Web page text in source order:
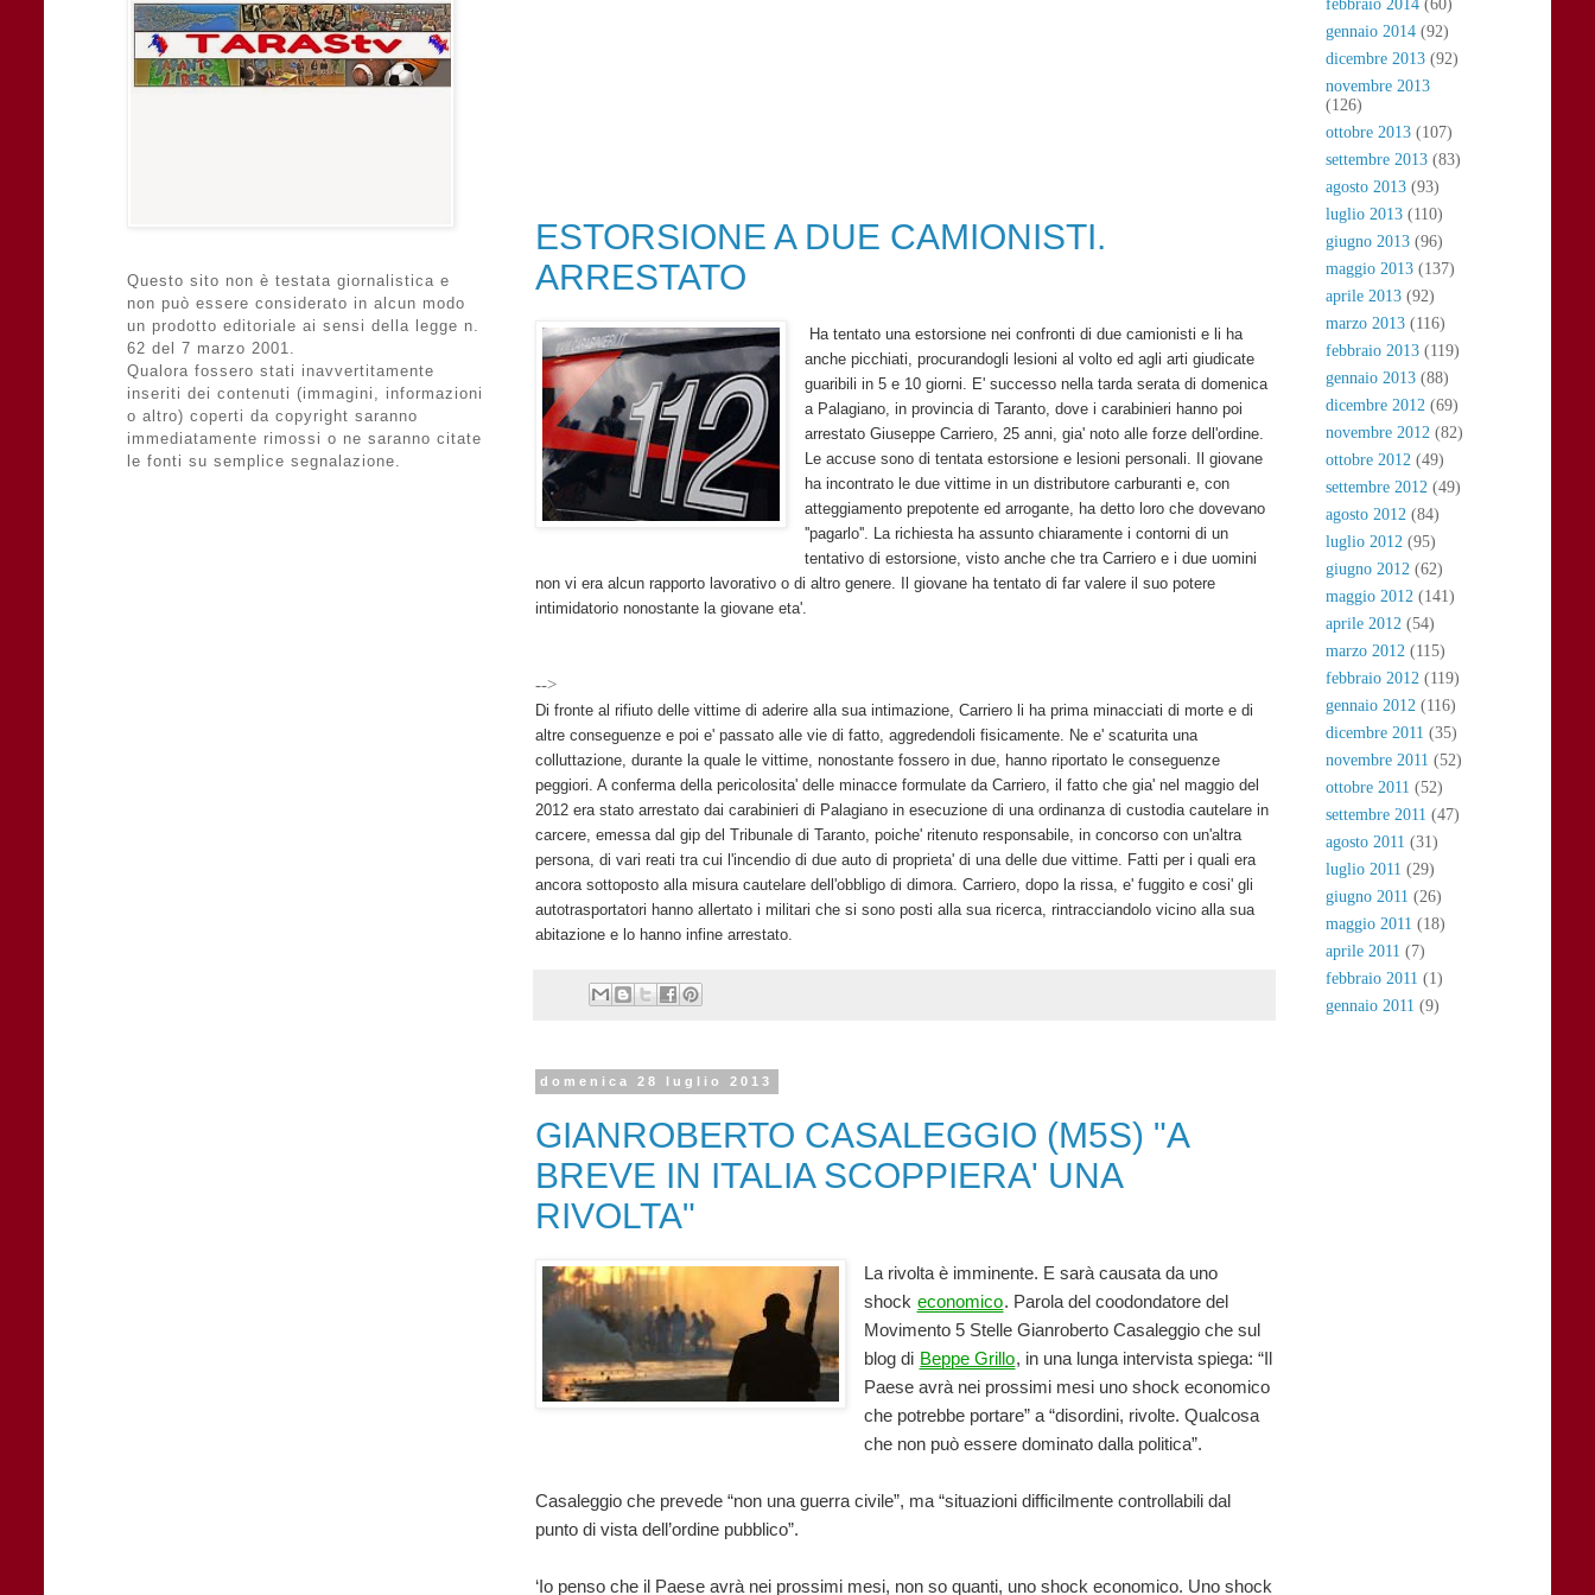
ESTORSIONE A DUE CAMIONISTI.
ARRESTATO
Ha tentato una estorsione nei confronti di due camionisti e li ha
anche picchiati, procurandogli lesioni al volto ed agli arti giudicate
guaribili in 5 e 10 giorni. E' successo nella tarda serata di domenica
a Palagiano, in provincia di Taranto, dove i carabinieri hanno poi
arrestato Giuseppe Carriero, 25 anni, gia' noto alle forze dell'ordine.
Le accuse sono di tentata estorsione e lesioni personali. Il giovane
ha incontrato le due vittime in un distributore carburanti e, con
atteggiamento prepotente ed arrogante, ha detto loro che dovevano
''pagarlo''. La richiesta ha assunto chiaramente i contorni di un
tentativo di estorsione, visto anche che tra Carriero e i due uomini
non vi era alcun rapporto lavorativo o di altro genere. Il giovane ha tentato di far valere il suo potere
intimidatorio nonostante la giovane eta'.
-->
Di fronte al rifiuto delle vittime di aderire alla sua intimazione, Carriero li ha prima minacciati di morte e di
altre conseguenze e poi e' passato alle vie di fatto, aggredendoli fisicamente. Ne e' scaturita una
colluttazione, durante la quale le vittime, nonostante fossero in due, hanno riportato le conseguenze
peggiori. A conferma della pericolosita' delle minacce formulate da Carriero, il fatto che gia' nel maggio del
2012 era stato arrestato dai carabinieri di Palagiano in esecuzione di una ordinanza di custodia cautelare in
carcere, emessa dal gip del Tribunale di Taranto, poiche' ritenuto responsabile, in concorso con un'altra
persona, di vari reati tra cui l'incendio di due auto di proprieta' di una delle due vittime. Fatti per i quali era
ancora sottoposto alla misura cautelare dell'obbligo di dimora. Carriero, dopo la rissa, e' fuggito e cosi' gli
autotrasportatori hanno allertato i militari che si sono posti alla sua ricerca, rintracciandolo vicino alla sua
abitazione e lo hanno infine arrestato.
domenica 28 luglio 2013
GIANROBERTO CASALEGGIO (M5S) "A
BREVE IN ITALIA SCOPPIERA' UNA
RIVOLTA"
La rivolta è imminente. E sarà causata da uno
shock economico. Parola del coodondatore del
Movimento 5 Stelle Gianroberto Casaleggio che sul
blog di Beppe Grillo, in una lunga intervista spiega: “Il
Paese avrà nei prossimi mesi uno shock economico
che potrebbe portare” a “disordini, rivolte. Qualcosa
che non può essere dominato dalla politica”.
Casaleggio che prevede “non una guerra civile”, ma “situazioni difficilmente controllabili dal
punto di vista dell’ordine pubblico”.
‘Io penso che il Paese avrà nei prossimi mesi, non so quanti, uno shock economico. Uno shock
Questo sito non è testata giornalistica e
non può essere considerato in alcun modo
un prodotto editoriale ai sensi della legge n.
62 del 7 marzo 2001.
Qualora fossero stati inavvertitamente
inseriti dei contenuti (immagini, informazioni
o altro) coperti da copyright saranno
immediatamente rimossi o ne saranno citate
le fonti su semplice segnalazione.
febbraio 2014 (60)
gennaio 2014 (92)
dicembre 2013 (92)
novembre 2013
(126)
ottobre 2013 (107)
settembre 2013 (83)
agosto 2013 (93)
luglio 2013 (110)
giugno 2013 (96)
maggio 2013 (137)
aprile 2013 (92)
marzo 2013 (116)
febbraio 2013 (119)
gennaio 2013 (88)
dicembre 2012 (69)
novembre 2012 (82)
ottobre 2012 (49)
settembre 2012 (49)
agosto 2012 (84)
luglio 2012 (95)
giugno 2012 (62)
maggio 2012 (141)
aprile 2012 (54)
marzo 2012 (115)
febbraio 2012 (119)
gennaio 2012 (116)
dicembre 2011 (35)
novembre 2011 (52)
ottobre 2011 (52)
settembre 2011 (47)
agosto 2011 (31)
luglio 2011 (29)
giugno 2011 (26)
maggio 2011 (18)
aprile 2011 (7)
febbraio 2011 (1)
gennaio 2011 (9)